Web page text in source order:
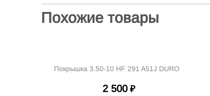
Похожие товары
Покрышка 3.50-10 HF 291 A51J DURO
2 500 ₽